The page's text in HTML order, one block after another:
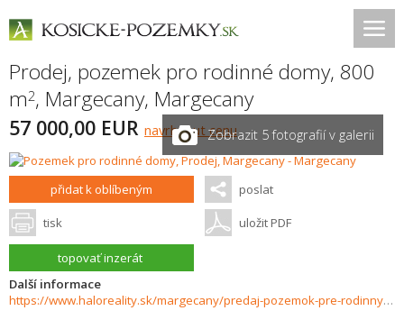
Prodej, pozemek pro rodinné domy, 800
m2, Margecany, Margecany
57 000,00 EUR navrhnout cenuZobrazit 5 fotografií v galerii
přidat k oblíbeným poslat
tisk uložit PDF
topovať inzerát
Další informace
https://www.haloreality.sk/margecany/predaj-pozemok-pre-rodinny-dom---800-m2-margecany---exkluzivne-halo-reality/71922